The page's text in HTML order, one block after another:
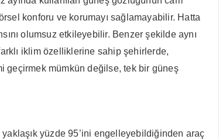
konforu ve korumayı sağlamayabilir. Hatta
olumsuz etkileyebilir. Benzer şekilde aynı
iklim özelliklerine sahip şehirlerde,
geçirmek mümkün değilse, tek bir güneş
yaklaşık yüzde 95’ini engelleyebildiğinden araç